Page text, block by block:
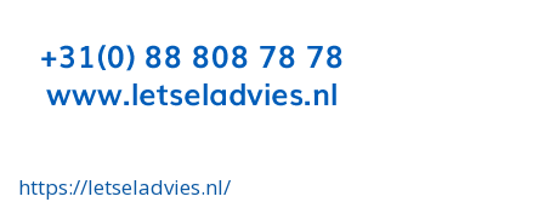
https://letseladvies.nl/